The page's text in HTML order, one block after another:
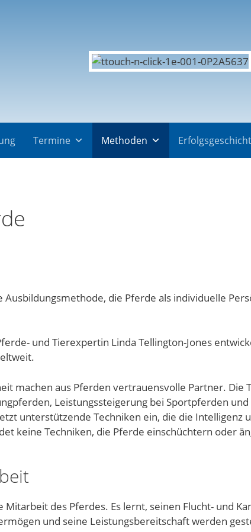
Termine Methoden
die Pferde als individuelle
und Tierexpertin Linda Tellington-Jones
machen aus Pferden vertrauensvolle Partner. Die
Leistungs­steigerung bei Sportpferden
unterstützende Techniken ein, die die Intelligenz
keine Techniken, die Pferde einschüchtern oder
des Pferdes. Es lernt, seinen Flucht- und
und seine Leistungsbereitschaft werden